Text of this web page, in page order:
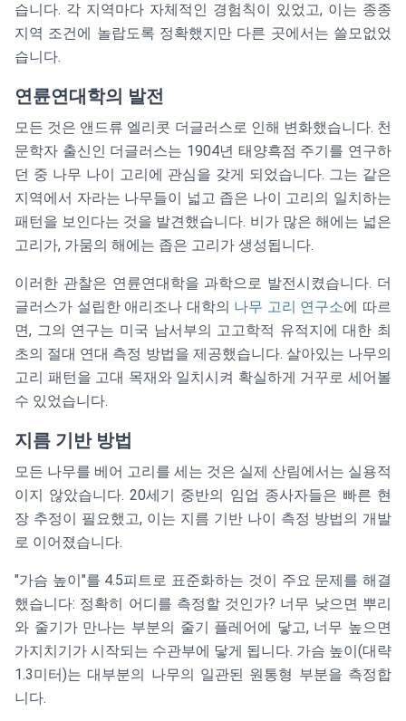
습니다. 각 지역마다 자체적인 경험칙이 있었고, 이는 종종
지역 조건에 놀랍도록 정확했지만 다른 곳에서는 쓸모없었
습니다.
연륜연대학의 발전
모든 것은 앤드류 엘리콧 더글러스로 인해 변화했습니다. 천
문학자 출신인 더글러스는 1904년 태양흑점 주기를 연구하
던 중 나무 나이 고리에 관심을 갖게 되었습니다. 그는 같은
지역에서 자라는 나무들이 넓고 좁은 나이 고리의 일치하는
패턴을 보인다는 것을 발견했습니다. 비가 많은 해에는 넓은
고리가, 가뭄의 해에는 좁은 고리가 생성됩니다.
이러한 관찰은 연륜연대학을 과학으로 발전시켰습니다. 더
글러스가 설립한 애리조나 대학의 나무 고리 연구소에 따르
면, 그의 연구는 미국 남서부의 고고학적 유적지에 대한 최
초의 절대 연대 측정 방법을 제공했습니다. 살아있는 나무의
고리 패턴을 고대 목재와 일치시켜 확실하게 거꾸로 세어볼
수 있었습니다.
지름 기반 방법
모든 나무를 베어 고리를 세는 것은 실제 산림에서는 실용적
이지 않았습니다. 20세기 중반의 임업 종사자들은 빠른 현
장 추정이 필요했고, 이는 지름 기반 나이 측정 방법의 개발
로 이어졌습니다.
"가슴 높이"를 4.5피트로 표준화하는 것이 주요 문제를 해결
했습니다: 정확히 어디를 측정할 것인가? 너무 낮으면 뿌리
와 줄기가 만나는 부분의 줄기 플레어에 닿고, 너무 높으면
가지치기가 시작되는 수관부에 닿게 됩니다. 가슴 높이(대략
1.3미터)는 대부분의 나무의 일관된 원통형 부분을 측정합
니다.